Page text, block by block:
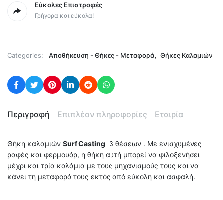
Εύκολες Επιστροφές
Γρήγορα και εύκολα!
Categories: Αποθήκευση - Θήκες - Μεταφορά, Θήκες Καλαμιών
Περιγραφή Επιπλέον πληροφορίες Εταιρία
Θήκη καλαμιών Surf Casting 3 θέσεων . Με ενισχυμένες
ραφές και φερμουάρ, η θήκη αυτή μπορεί να φιλοξενήσει
μέχρι και τρία καλάμια με τους μηχανισμούς τους και να
κάνει τη μεταφορά τους εκτός από εύκολη και ασφαλή.